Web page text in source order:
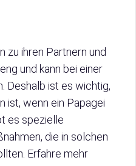
zu ihren Partnern und
und kann bei einer
Deshalb ist es wichtig,
ist, wenn ein Papagei
es spezielle
die in solchen
Erfahre mehr